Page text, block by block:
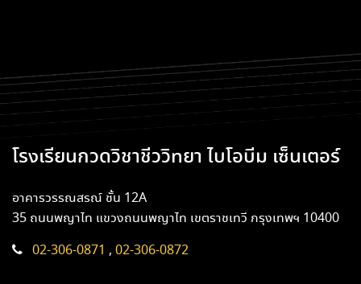
โรงเรียนกวดวิชาชีววิทยา ไบโอบีม เซ็นเตอร์
อาคารวรรณสรณ์ ชั้น 12A
35 ถนนพญาไท แขวงถนนพญาไท เขตราชเทวี กรุงเทพฯ 10400
02-306-0871 , 02-306-0872